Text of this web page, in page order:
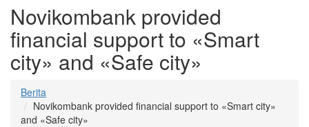
Novikombank provided
financial support to «Smart
city» and «Safe city»
Berita
Novikombank provided financial support to «Smart city»
and «Safe city»